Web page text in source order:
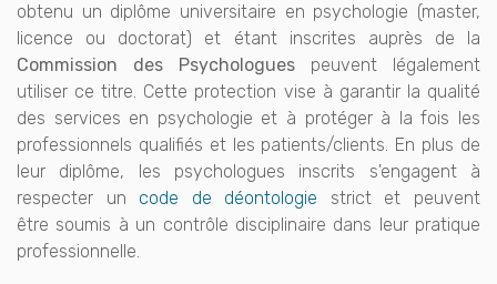
obtenu un diplôme universitaire en psychologie (master,
licence ou doctorat) et étant inscrites auprès de la
Commission des Psychologues peuvent légalement
utiliser ce titre. Cette protection vise à garantir la qualité
des services en psychologie et à protéger à la fois les
professionnels qualifiés et les patients/clients. En plus de
leur diplôme, les psychologues inscrits s'engagent à
respecter un code de déontologie strict et peuvent
être soumis à un contrôle disciplinaire dans leur pratique
professionnelle.